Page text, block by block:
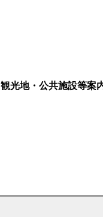
観光地・公共施設等案